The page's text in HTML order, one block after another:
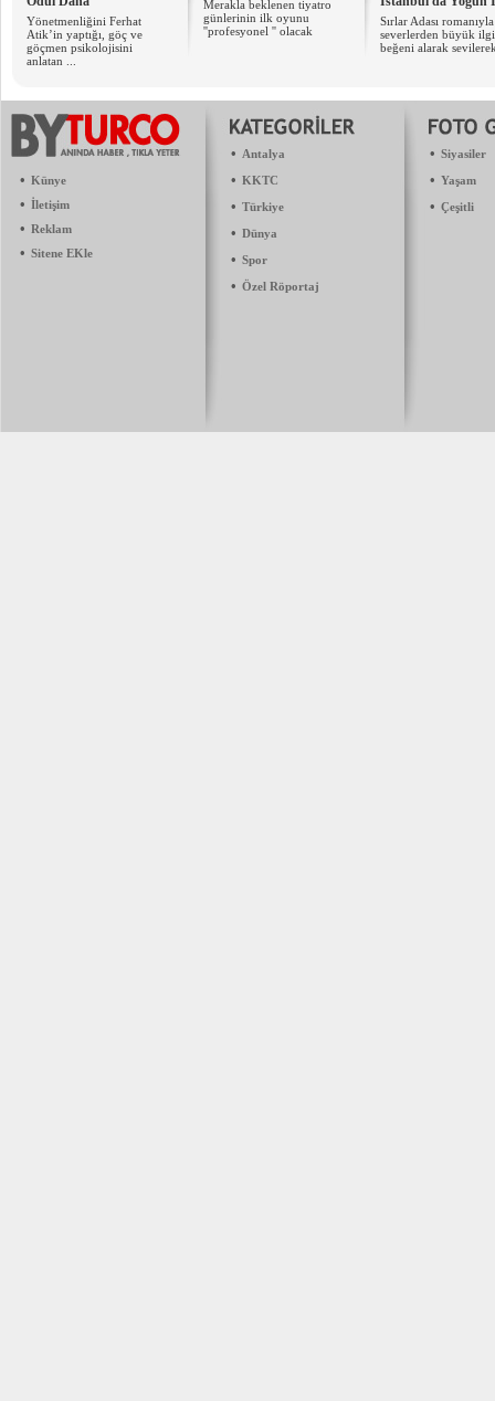
Yönetmenliğini Ferhat
Atik’in yaptığı, göç ve
göçmen psikolojisini
anlatan ...
Merakla beklenen tiyatro
günlerinin ilk oyunu
''profesyonel '' olacak
Sırlar Adası
severlerden büyük
beğeni alarak
• Künye
• İletişim
• Reklam
• Sitene EKle
• Antalya
• KKTC
• Türkiye
• Dünya
• Spor
• Özel Röportaj
• Siyasiler
• Yaşam
• Çeşitli